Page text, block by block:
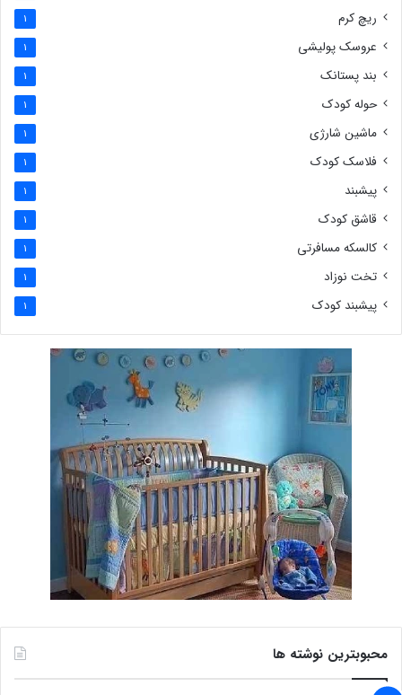
ریچ کرم 1
عروسک پولیشی 1
بند پستانک 1
حوله کودک 1
ماشین شارژی 1
فلاسک کودک 1
پیشبند 1
قاشق کودک 1
کالسکه مسافرتی 1
تخت نوزاد 1
پیشبند کودک 1
محبوبترین نوشته ها